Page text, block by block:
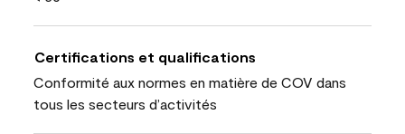
Certifications et qualifications
Conformité aux normes en matière de COV dans
tous les secteurs d’activités